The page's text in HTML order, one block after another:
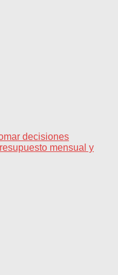
decisiones
mensual y